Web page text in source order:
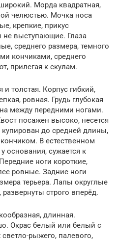
Морда квадратная,
челюстью. Мочка носа
крепкие, прикус
выступающие. Глаза
среднего размера, темного
кончиками, среднего
прилегая к скулам.
толстая. Корпус гибкий,
ровная. Грудь глубокая
между передними ногами.
посажен высоко, несется
до средней длины,
В естественном
основания, сужается к
ноги короткие,
ровные. Задние ноги
терьера. Лапы округлые
строго вперёд.
длинная.
Окрас белый или белый с
рыжего, палевого,